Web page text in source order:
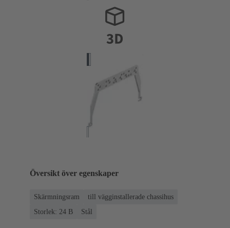
Översikt över egenskaper
Skärmningsram
till vägginstallerade chassihus
Storlek: 24 B
Stål